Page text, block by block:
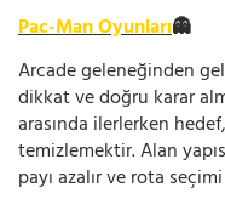
Pac-Man Oyunları👻
Arcade geleneğinden
dikkat ve doğru karar
arasında ilerlerken
temizlemektir. Alan
payı azalır ve rota